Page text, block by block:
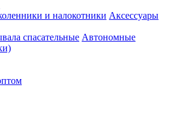
и налокотники Аксессуары
спасательные Автономные